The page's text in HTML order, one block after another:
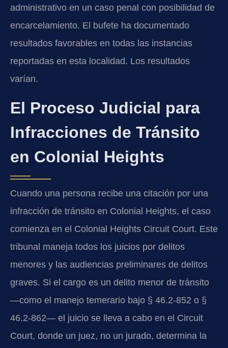
administrativo en un caso penal con posibilidad de
encarcelamiento. El bufete ha documentado
resultados favorables en todas las instancias
reportadas en esta localidad. Los resultados
varían.
El Proceso Judicial para
Infracciones de Tránsito
en Colonial Heights
Cuando una persona recibe una citación por una
infracción de tránsito en Colonial Heights, el caso
comienza en el Colonial Heights Circuit Court. Este
tribunal maneja todos los juicios por delitos
menores y las audiencias preliminares de delitos
graves. Si el cargo es un delito menor de tránsito
—como el manejo temerario bajo § 46.2-852 o §
46.2-862— el juicio se lleva a cabo en el Circuit
Court, donde un juez, no un jurado, determina la